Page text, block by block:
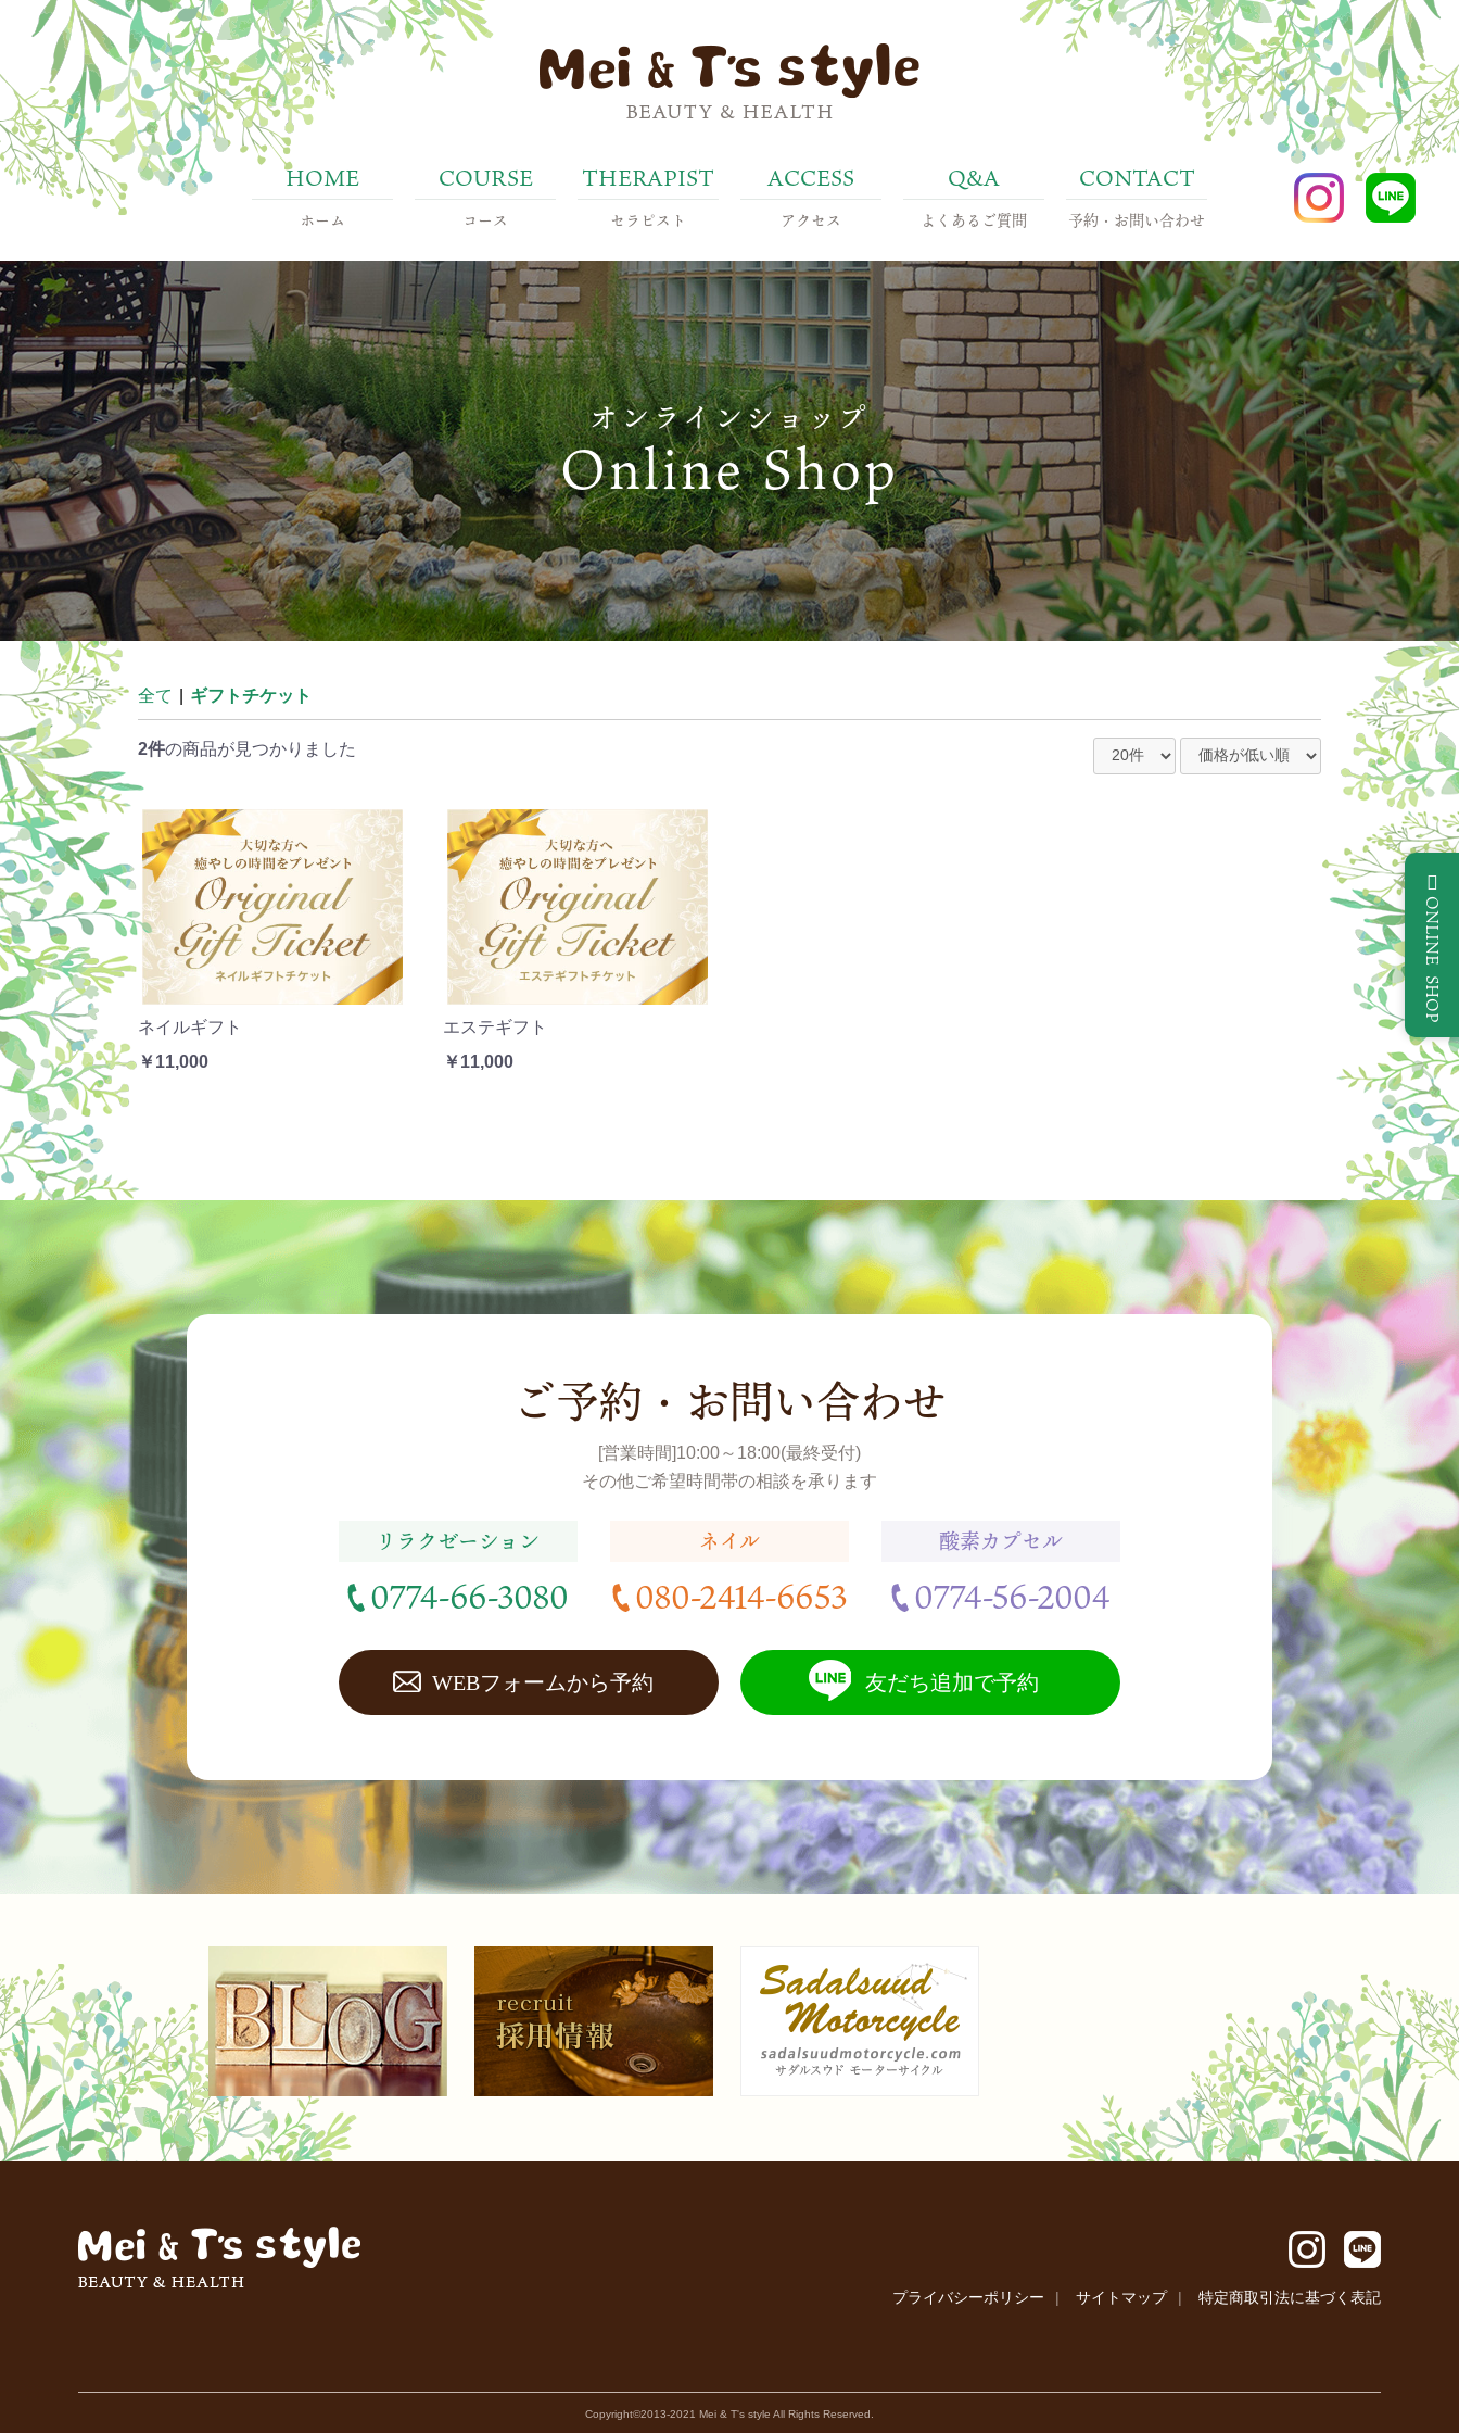
ホーム コース セラピスト アクセス よくあるご質問 予約・お問い合わせ
Instagram
オンラインショップ
全て ギフトチケット
2件の商品が見つかりました
ネイルギフト
￥11,000
エステギフト
￥11,000
ご予約・お問い合わせ
[営業時間]10:00～18:00(最終受付)
その他ご希望時間帯の相談を承ります
リラクゼーション
0774-66-3080
ネイル
080-2414-6653
酸素カプセル
0774-56-2004
WEBフォームから予約 友だち追加で予約
Instagram
プライバシーポリシー サイトマップ 特定商取引法に基づく表記
Copyright©2013-2021 Mei & T's style All Rights Reserved.